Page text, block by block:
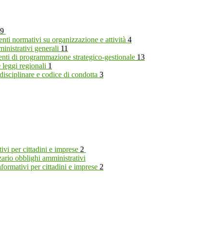
normativi su organizzazione e attività 4
generali 11
di programmazione strategico-gestionale 13
leggi regionali 1
e codice di condotta 3
per cittadini e imprese 2
obblighi amministrativi
per cittadini e imprese 2